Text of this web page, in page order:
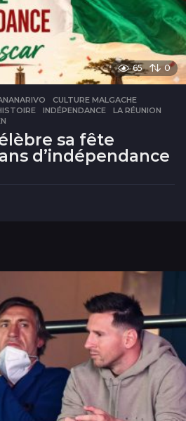
65 0
,CULTURE MALGACHE
,INDÉPENDANCE ,LA RÉUNION
sa fête
d’indépendance